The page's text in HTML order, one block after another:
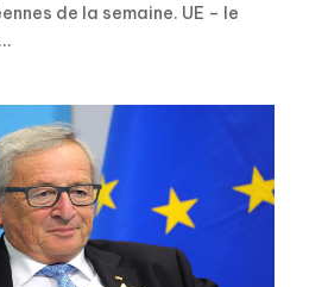
de la semaine. UE – le